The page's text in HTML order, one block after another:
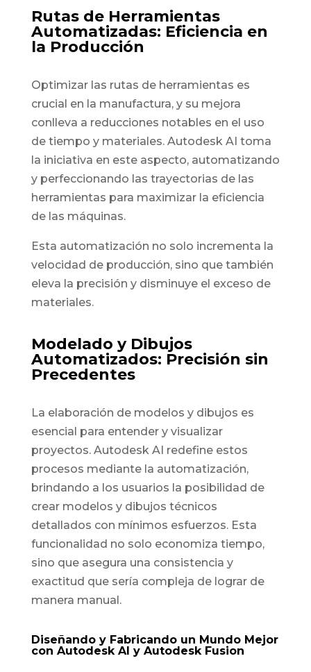
Rutas de Herramientas
Automatizadas: Eficiencia en
la Producción
Optimizar las rutas de herramientas es
crucial en la manufactura, y su mejora
conlleva a reducciones notables en el uso
de tiempo y materiales. Autodesk AI toma
la iniciativa en este aspecto, automatizando
y perfeccionando las trayectorias de las
herramientas para maximizar la eficiencia
de las máquinas.
Esta automatización no solo incrementa la
velocidad de producción, sino que también
eleva la precisión y disminuye el exceso de
materiales.
Modelado y Dibujos
Automatizados: Precisión sin
Precedentes
La elaboración de modelos y dibujos es
esencial para entender y visualizar
proyectos. Autodesk AI redefine estos
procesos mediante la automatización,
brindando a los usuarios la posibilidad de
crear modelos y dibujos técnicos
detallados con mínimos esfuerzos. Esta
funcionalidad no solo economiza tiempo,
sino que asegura una consistencia y
exactitud que sería compleja de lograr de
manera manual.
Diseñando y Fabricando un Mundo Mejor
con Autodesk AI y Autodesk Fusion